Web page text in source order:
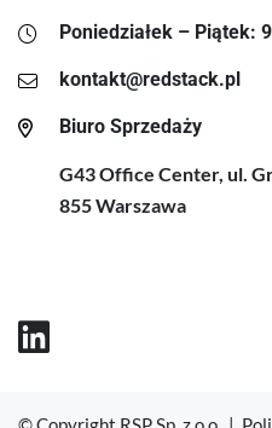
Poniedziałek – Piątek:
kontakt@redstack.pl
Biuro Sprzedaży
G43 Office Center, ul.
855 Warszawa